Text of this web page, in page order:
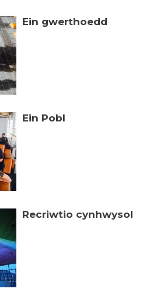
Ein gwerthoedd
Ein Pobl
Recriwtio cynhwysol